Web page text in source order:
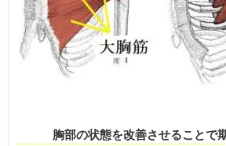
胸部の状態を改善させることで